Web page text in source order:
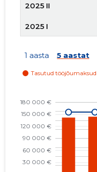
2025 II
2025 I
2023 IV
2023 III
1 aasta 5 aastat